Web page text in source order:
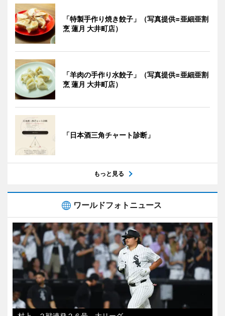
「特製手作り焼き餃子」（写真提供=亜細亜割
烹 蓮月 大井町店）
「羊肉の手作り水餃子」（写真提供=亜細亜割
烹 蓮月 大井町店）
「日本酒三角チャート診断」
もっと見る
ワールドフォトニュース